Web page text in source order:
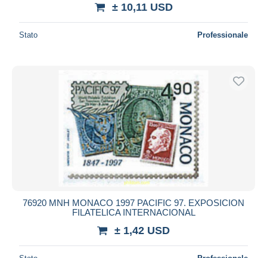
± 10,11 USD
Stato Professionale
76920 MNH MONACO 1997 PACIFIC 97. EXPOSICION
FILATELICA INTERNACIONAL
± 1,42 USD